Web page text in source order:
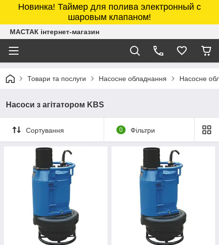
Новинка! Таймер для полива электронный с
шаровым клапаном!
МАСТАК інтернет-магазин
Товари та послуги Насосне обладнання Насосне
Насоси з агітатором KBS
Сортування 0 Фільтри